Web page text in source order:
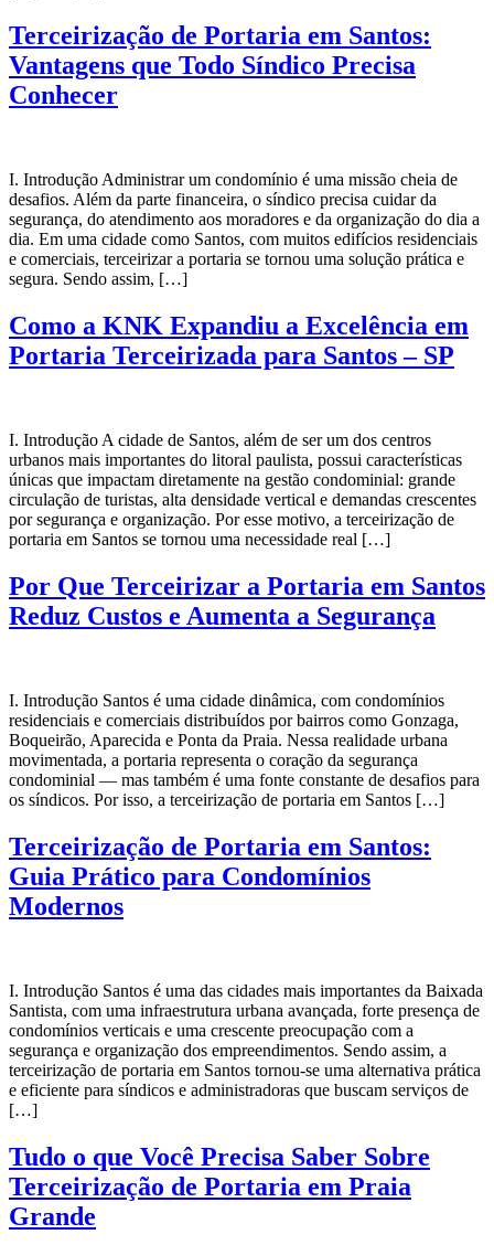
Terceirização de Portaria em Santos:
Vantagens que Todo Síndico Precisa
Conhecer
I. Introdução Administrar um condomínio é uma missão cheia de
desafios. Além da parte financeira, o síndico precisa cuidar da
segurança, do atendimento aos moradores e da organização do dia a
dia. Em uma cidade como Santos, com muitos edifícios residenciais
e comerciais, terceirizar a portaria se tornou uma solução prática e
segura. Sendo assim, […]
Como a KNK Expandiu a Excelência em
Portaria Terceirizada para Santos – SP
I. Introdução A cidade de Santos, além de ser um dos centros
urbanos mais importantes do litoral paulista, possui características
únicas que impactam diretamente na gestão condominial: grande
circulação de turistas, alta densidade vertical e demandas crescentes
por segurança e organização. Por esse motivo, a terceirização de
portaria em Santos se tornou uma necessidade real […]
Por Que Terceirizar a Portaria em Santos
Reduz Custos e Aumenta a Segurança
I. Introdução Santos é uma cidade dinâmica, com condomínios
residenciais e comerciais distribuídos por bairros como Gonzaga,
Boqueirão, Aparecida e Ponta da Praia. Nessa realidade urbana
movimentada, a portaria representa o coração da segurança
condominial — mas também é uma fonte constante de desafios para
os síndicos. Por isso, a terceirização de portaria em Santos […]
Terceirização de Portaria em Santos:
Guia Prático para Condomínios
Modernos
I. Introdução Santos é uma das cidades mais importantes da Baixada
Santista, com uma infraestrutura urbana avançada, forte presença de
condomínios verticais e uma crescente preocupação com a
segurança e organização dos empreendimentos. Sendo assim, a
terceirização de portaria em Santos tornou-se uma alternativa prática
e eficiente para síndicos e administradoras que buscam serviços de
[…]
Tudo o que Você Precisa Saber Sobre
Terceirização de Portaria em Praia
Grande